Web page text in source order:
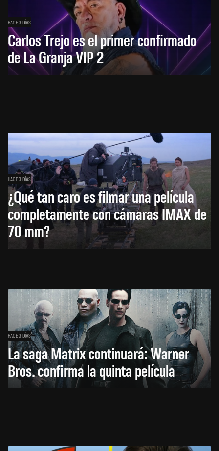
HACE 3 DÍAS
Carlos Trejo es el primer confirmado
de La Granja VIP 2
HACE 3 DÍAS
¿Qué tan caro es filmar una película
completamente con cámaras IMAX de
70 mm?
HACE 3 DÍAS
La saga Matrix continuará: Warner
Bros. confirma la quinta película